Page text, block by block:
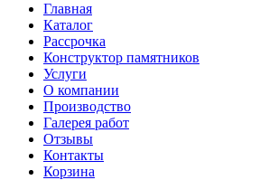
Главная
Каталог
Рассрочка
Конструктор памятников
Услуги
О компании
Производство
Галерея работ
Отзывы
Контакты
Корзина